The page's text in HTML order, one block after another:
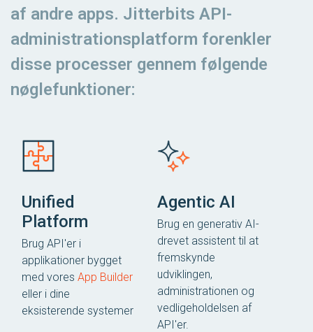
af andre apps. Jitterbits API-
administrationsplatform forenkler
disse processer gennem følgende
nøglefunktioner:
Unified
Platform
Brug API'er i
applikationer bygget
med vores App Builder
eller i dine
eksisterende systemer
Agentic AI
Brug en generativ AI-
drevet assistent til at
fremskynde
udviklingen,
administrationen og
vedligeholdelsen af ​​
API'er.